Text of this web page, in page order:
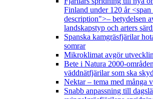
Finland under 120 år
description">– betydelsen
landskapstyp och arters
Spanska kamgräsfjärilar
somrar
Mikroklimat avgör
Bete i Natura 2000-
väddnätfjärilar som ska
Nektar – tema med många
Snabb anpassning till